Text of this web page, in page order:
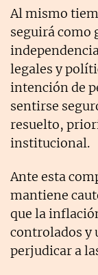
Al mismo
seguirá como
legales y
intención de
sentirse
resuelto,
institucional.
Ante esta
mantiene
que la
controlados y
perjudicar a